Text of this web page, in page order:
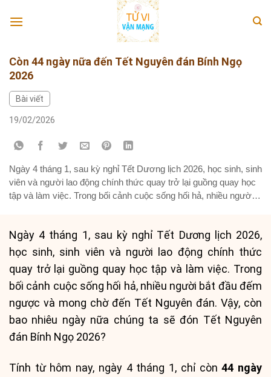
Còn 44 ngày nữa đến Tết Nguyên đán Bính Ngọ
2026
Bài viết
19/02/2026
Ngày 4 tháng 1, sau kỳ nghỉ Tết Dương lịch 2026, học sinh, sinh
viên và người lao động chính thức quay trở lại guồng quay học
tập và làm việc. Trong bối cảnh cuộc sống hối hả, nhiều người
Ngày 4 tháng 1, sau kỳ nghỉ Tết Dương lịch 2026,
học sinh, sinh viên và người lao động chính thức
quay trở lại guồng quay học tập và làm việc. Trong
bối cảnh cuộc sống hối hả, nhiều người bắt đầu đếm
ngược và mong chờ đến Tết Nguyên đán. Vậy, còn
bao nhiêu ngày nữa chúng ta sẽ đón Tết Nguyên
đán Bính Ngọ 2026?
Tính từ hôm nay, ngày 4 tháng 1, chỉ còn44 ngày